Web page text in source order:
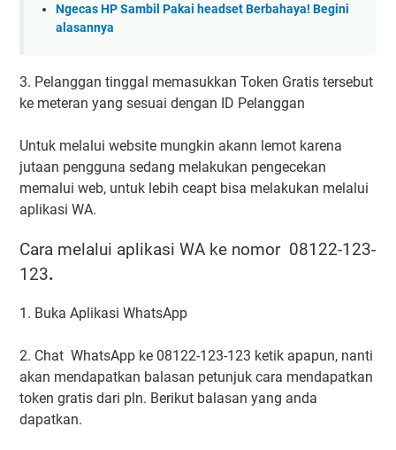
Ngecas HP Sambil Pakai headset Berbahaya! Begini
alasannya
3. Pelanggan tinggal memasukkan Token Gratis tersebut
ke meteran yang sesuai dengan ID Pelanggan
Untuk melalui website mungkin akann lemot karena
jutaan pengguna sedang melakukan pengecekan
memalui web, untuk lebih ceapt bisa melakukan melalui
aplikasi WA.
Cara melalui aplikasi WA ke nomor 08122-123-
123.
1. Buka Aplikasi WhatsApp
2. Chat WhatsApp ke 08122-123-123 ketik apapun, nanti
akan mendapatkan balasan petunjuk cara mendapatkan
token gratis dari pln. Berikut balasan yang anda
dapatkan.